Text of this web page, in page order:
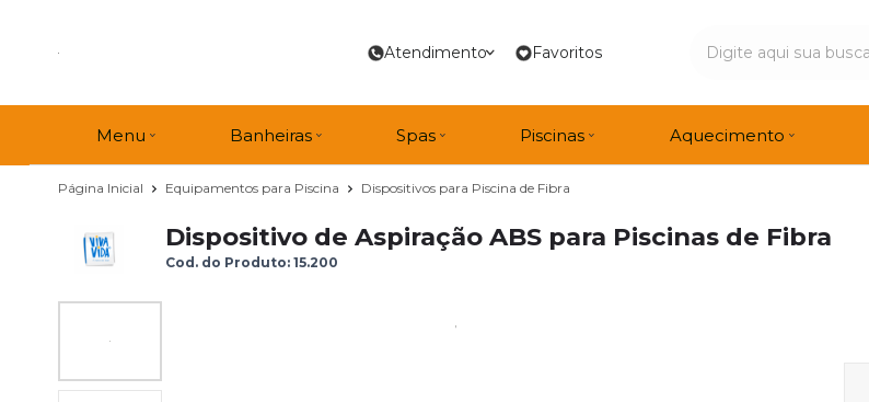
Atendimento Favoritos
Menu Banheiras Spas Piscinas Aquecimento
Página Inicial Equipamentos para Piscina Dispositivos para Piscina de Fibra
Dispositivo de Aspiração ABS para Piscinas de Fibra
Cod. do Produto: 15.200